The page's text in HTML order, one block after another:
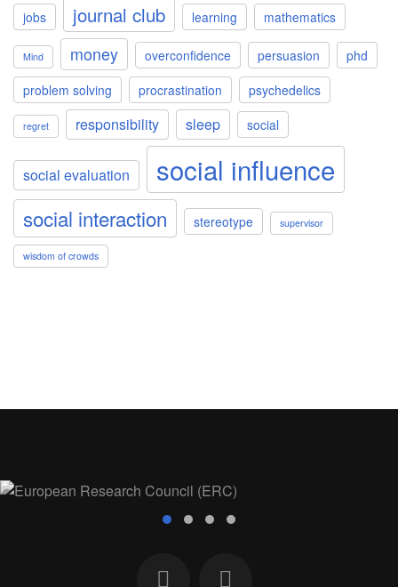
jobs journal club learning mathematics
Mind money overconfidence persuasion
phd
problem solving
procrastination psychedelics
regret responsibility sleep social
social evaluation social influence
social interaction stereotype supervisor
wisdom of crowds